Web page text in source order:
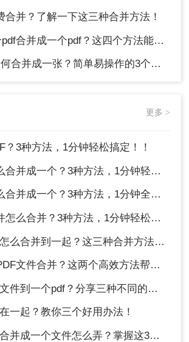
合并？了解一下这三种合并方法！
并成一个pdf？这四个方法能帮助大家！
合并成一张？简单易操作的3个方法！
更多 >
？3种方法，1分钟轻松搞定！！
并成一个？3种方法，1分钟轻松搞定！
并成一个？3种方法，1分钟全搞定！！
么合并？3种方法，1分钟轻松搞定！!
合并到一起？这三种合并方法超实用！
文件合并？这两个高效方法帮你解决！
个pdf？分享三种不同的方法来帮助您轻松合并！
一起？教你三个好用办法！
一个文件怎么弄？掌握这3种方法轻松合并！